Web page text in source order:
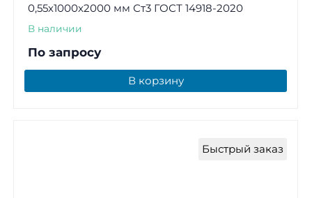
0,55х1000х2000 мм Ст3 ГОСТ 14918-2020
В наличии
По запросу
В корзину
Быстрый заказ